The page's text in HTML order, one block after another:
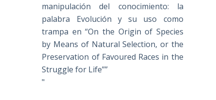
manipulación del conocimiento: la
palabra Evolución y su uso como
trampa en “On the Origin of Species
by Means of Natural Selection, or the
Preservation of Favoured Races in the
Struggle for Life””
"